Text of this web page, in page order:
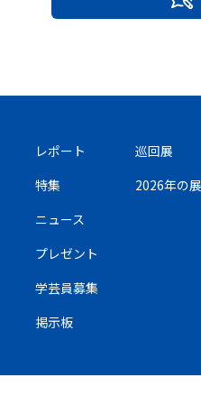
レポート
特集
ニュース
プレゼント
学芸員募集
掲示板
巡回展
2026年の